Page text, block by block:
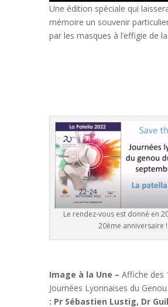
Une édition spéciale qui
mémoire un souvenir
par les masques à l’effigie de la
Le rendez-vous est donné en
20ème anniversaire !
Image à la Une – Affiche des
Journées Lyonnaises du
: Pr Sébastien Lustig, Dr